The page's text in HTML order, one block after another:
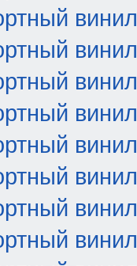
винил
винил
винил
винил
винил
винил
винил
винил